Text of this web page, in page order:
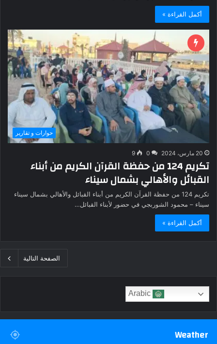
أكمل القراءة »
حوارات و تقارير
20 مارس، 2024 0
9
تكريم 124 من حفظة القرآن الكريم من أبناء
القبائل والأهالي بشمال سيناء
تكريم 124 من حفظة القرآن الكريم من أبناء القبائل والأهالي بشمال سيناء
سيناء – محمود الشوربجي في حضور لأبناء القبائل…
أكمل القراءة »
الصفحة التالية
Weather